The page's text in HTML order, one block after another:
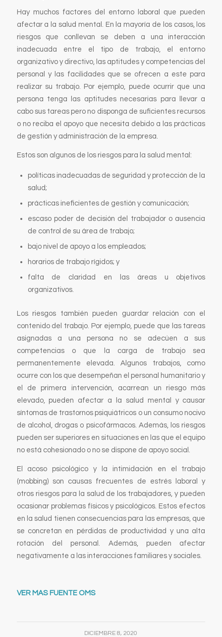
Hay muchos factores del entorno laboral que pueden
afectar a la salud mental. En la mayoría de los casos, los
riesgos que conllevan se deben a una interacción
inadecuada entre el tipo de trabajo, el entorno
organizativo y directivo, las aptitudes y competencias del
personal y las facilidades que se ofrecen a este para
realizar su trabajo. Por ejemplo, puede ocurrir que una
persona tenga las aptitudes necesarias para llevar a
cabo sus tareas pero no disponga de suficientes recursos
o no reciba el apoyo que necesita debido a las prácticas
de gestión y administración de la empresa.
Estos son algunos de los riesgos para la salud mental:
políticas inadecuadas de seguridad y protección de la
salud;
prácticas ineficientes de gestión y comunicación;
escaso poder de decisión del trabajador o ausencia
de control de su área de trabajo;
bajo nivel de apoyo a los empleados;
horarios de trabajo rígidos; y
falta de claridad en las áreas u objetivos
organizativos.
Los riesgos también pueden guardar relación con el
contenido del trabajo. Por ejemplo, puede que las tareas
asignadas a una persona no se adecúen a sus
competencias o que la carga de trabajo sea
permanentemente elevada. Algunos trabajos, como
ocurre con los que desempeñan el personal humanitario y
el de primera intervención, acarrean un riesgo más
elevado, pueden afectar a la salud mental y causar
síntomas de trastornos psiquiátricos o un consumo nocivo
de alcohol, drogas o psicofármacos. Además, los riesgos
pueden ser superiores en situaciones en las que el equipo
no está cohesionado o no se dispone de apoyo social.
El acoso psicológico y la intimidación en el trabajo
(mobbing) son causas frecuentes de estrés laboral y
otros riesgos para la salud de los trabajadores, y pueden
ocasionar problemas físicos y psicológicos. Estos efectos
en la salud tienen consecuencias para las empresas, que
se concretan en pérdidas de productividad y una alta
rotación del personal. Además, pueden afectar
negativamente a las interacciones familiares y sociales.
VER MAS FUENTE OMS
DICIEMBRE 8, 2020